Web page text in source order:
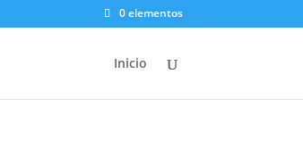
0 elementos
Inicio